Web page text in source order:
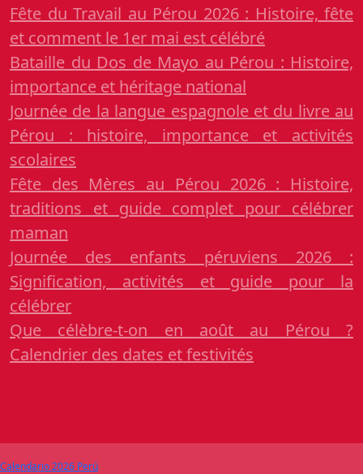
Fête du Travail au Pérou 2026 : Histoire, fête
et comment le 1er mai est célébré
Bataille du Dos de Mayo au Pérou : Histoire,
importance et héritage national
Journée de la langue espagnole et du livre au
Pérou : histoire, importance et activités
scolaires
Fête des Mères au Pérou 2026 : Histoire,
traditions et guide complet pour célébrer
maman
Journée des enfants péruviens 2026 :
Signification, activités et guide pour la
célébrer
Que célèbre-t-on en août au Pérou ?
Calendrier des dates et festivités
Calendario 2026 Perú